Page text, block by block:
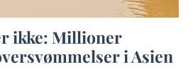
ikke: Millioner
i Asien